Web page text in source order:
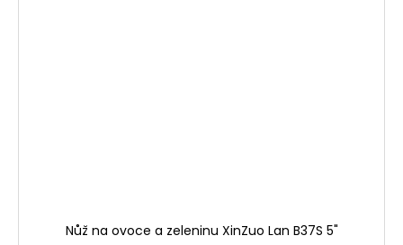
Nůž na ovoce a zeleninu XinZuo Lan B37S 5"